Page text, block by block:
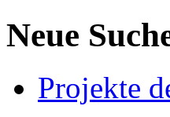
Neue
Projekte